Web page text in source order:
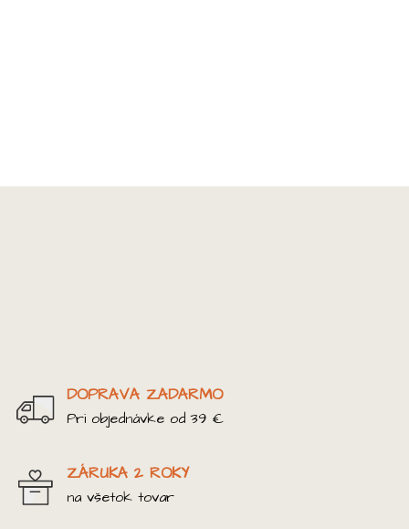
DOPRAVA ZADARMO
Pri objednávke od 39 €
ZÁRUKA 2 ROKY
na všetok tovar